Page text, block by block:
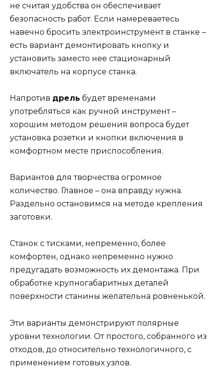
не считая удобства он обеспечивает
безопасность работ. Если намереваетесь
навечно бросить электроинструмент в станке –
есть вариант демонтировать кнопку и
установить заместо нее стационарный
включатель на корпусе станка.
Напротив дрель будет временами
употребляться как ручной инструмент –
хорошим методом решения вопроса будет
установка розетки и кнопки включения в
комфортном месте приспособления.
Вариантов для творчества огромное
количество. Главное – она вправду нужна.
Раздельно остановимся на методе крепления
заготовки.
Станок с тисками, непременно, более
комфортен, однако непременно нужно
предугадать возможность их демонтажа. При
обработке крупногабаритных деталей
поверхности станины желательна ровненькой.
Эти варианты демонстрируют полярные
уровни технологии. От простого, собранного из
отходов, до относительно технологичного, с
применением готовых узлов.